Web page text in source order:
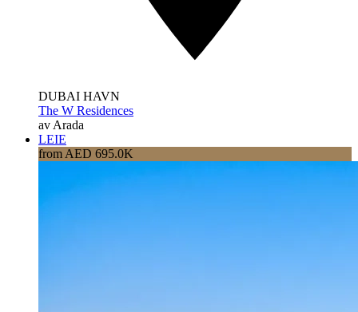
DUBAI HAVN
The W Residences
av Arada
LEIE
from AED 695.0K